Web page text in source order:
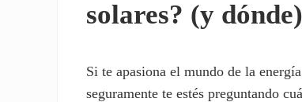
solares? (y dónde)
Si te apasiona el mundo de la
seguramente te estés preguntando